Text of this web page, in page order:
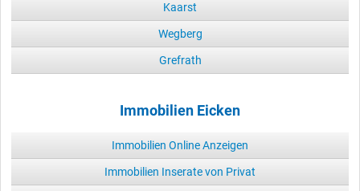
Kaarst
Wegberg
Grefrath
Immobilien Eicken
Immobilien Online Anzeigen
Immobilien Inserate von Privat